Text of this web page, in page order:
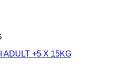
ADULT +5 X 15KG